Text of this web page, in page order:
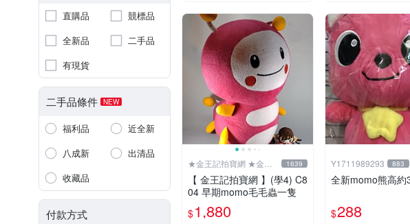
直購品
競標品
全新品
二手品
有現貨
二手品條件 NEW
福利品
近全新
八成新
出清品
收藏品
付款方式
★金王記拍寶網 ★金王
記拍寶趣
1639
【 金王記拍寶網 】(學4) C8
04 早期momo毛毛蟲一隻
$1,880
Y1711989293 883
全新momo熊高約
$288